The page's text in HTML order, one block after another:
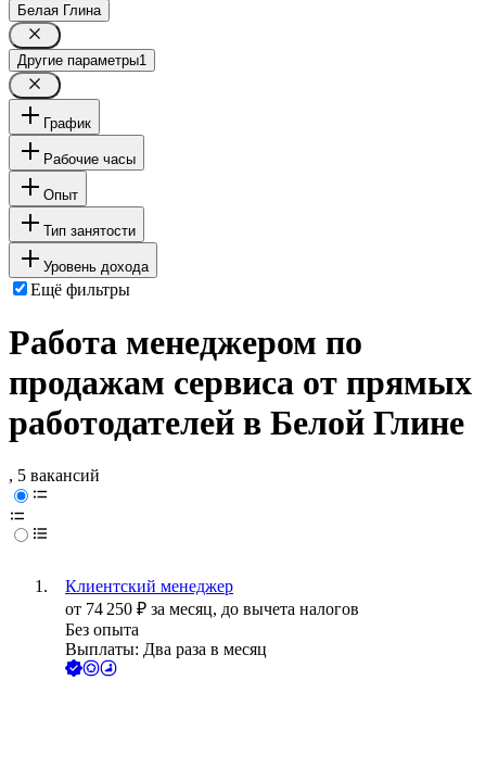
Белая Глина
Другие параметры1
График
Рабочие часы
Опыт
Тип занятости
Уровень дохода
Ещё фильтры
Работа менеджером по
продажам сервиса от прямых
работодателей в Белой Глине
, 5 вакансий
Клиентский менеджер
от 74 250 ₽ за месяц, до вычета налогов
Без опыта
Выплаты: Два раза в месяц